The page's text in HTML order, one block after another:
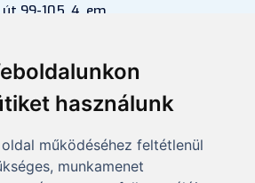
használunk
működéséhez feltétlenül
munkamenet
99-105. 4. em.
41
883770 (Fővárosi